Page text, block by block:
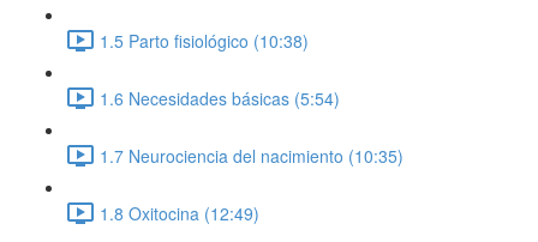
1.5 Parto fisiológico (10:38)
1.6 Necesidades básicas (5:54)
1.7 Neurociencia del nacimiento (10:35)
1.8 Oxitocina (12:49)